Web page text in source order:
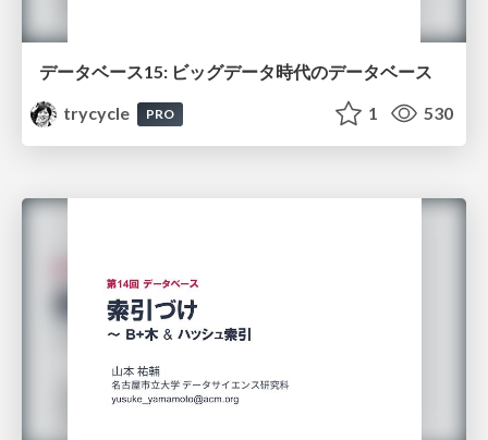
データベース15: ビッグデータ時代のデータベース
trycycle
PRO 1 530